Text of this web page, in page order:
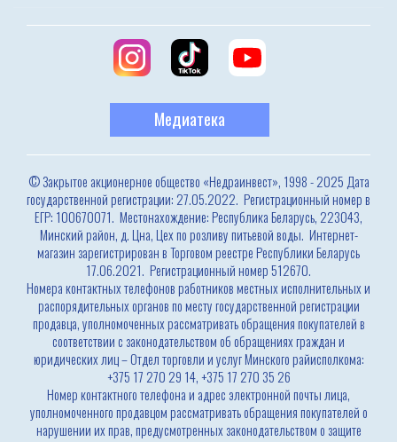
Медиатека
© Закрытое акционерное общество «Недраинвест», 1998 - 2025 Дата
государственной регистрации: 27.05.2022. Регистрационный номер в
ЕГР: 100670071. Местонахождение: Республика Беларусь, 223043,
Минский район, д. Цна, Цех по розливу питьевой воды. Интернет-
магазин зарегистрирован в Торговом реестре Республики Беларусь
17.06.2021. Регистрационный номер 512670.
Номера контактных телефонов работников местных исполнительных и
распорядительных органов по месту государственной регистрации
продавца, уполномоченных рассматривать обращения покупателей в
соответствии с законодательством об обращениях граждан и
юридических лиц – Отдел торговли и услуг Минского райисполкома:
+375 17 270 29 14, +375 17 270 35 26
Номер контактного телефона и адрес электронной почты лица,
уполномоченного продавцом рассматривать обращения покупателей о
нарушении их прав, предусмотренных законодательством о защите